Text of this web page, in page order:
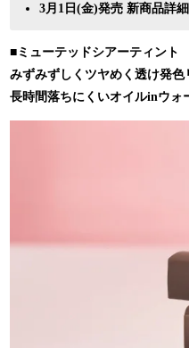
3月1日(金)発売 新商品詳細
■ミューテッドシアーティント
みずみずしくツヤめく透け発色
長時間落ちにくいオイルinウォ